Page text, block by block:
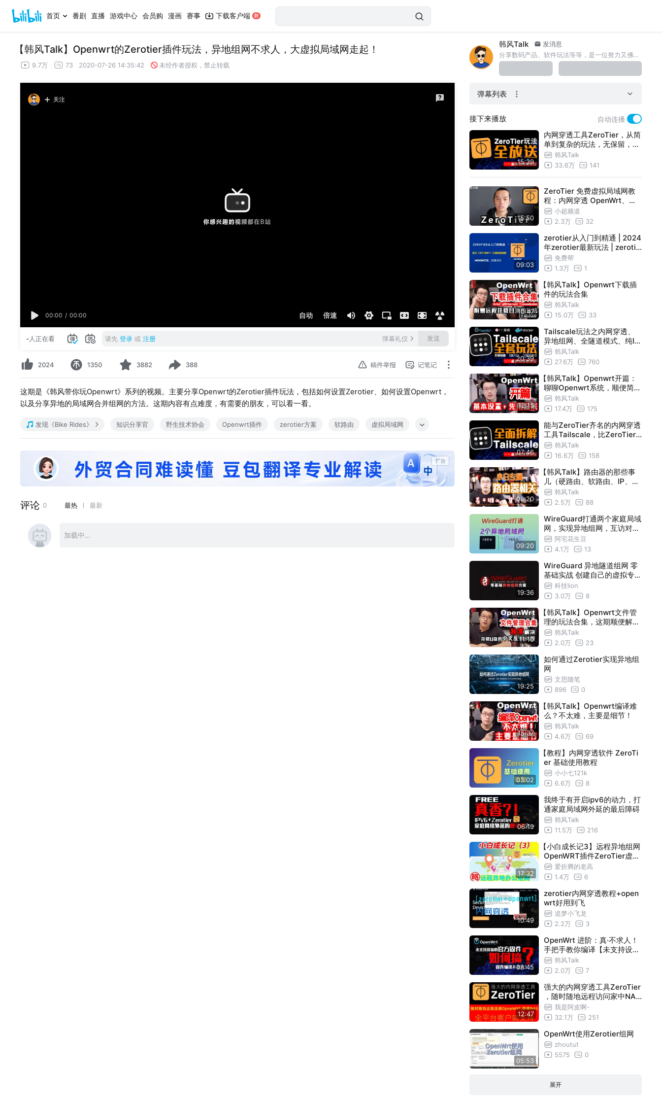
首页 番剧 直播 游戏中心 会员购 漫画 赛事 下载客户端
【韩风Talk】Openwrt的Zerotier插件玩法，异地组网不求人，大虚拟局域网走起！
9.7万 73 2020-07-26 14:35:42 未经作者授权，禁止转载
关注
00:00 / 00:00 自动 倍速
-人正在看 请先 登录 或 注册 弹幕礼仪 发送
2024 1350 3882 388 稿件举报 记笔记
这期是《韩风带你玩Openwrt》系列的视频。主要分享Openwrt的Zerotier插件玩法，包括如何设置Zerotier、如何设置Openwrt，
以及分享异地的局域网合并组网的方法。这期内容有点难度，有需要的朋友，可以看一看。
发现《Bike Rides》 知识分享官 野生技术协会 Openwrt插件 zerotier方案 软路由 虚拟局域网
韩风Talk
发消息
分享数码产品、软件玩法等等，是一位努力又佛系的UP主。ahillesfly87@gmail.com
弹幕列表
接下来播放 自动连播
15:39
内网穿透工具ZeroTier，从简
单到复杂的玩法，无保留，一
期全放送
韩风Talk
33.6万
141
15:50
ZeroTier 免费虚拟局域网教
程：内网穿透 OpenWrt、群
晖NAS小超频道
2.3万
32
09:03
zerotier从入门到精通 | 2024
年zerotier最新玩法 | zerotie
r配和openwrt访问内网所有
设备 | zerotier moon搭建
免费帮
1.3万
1
10:47
【韩风Talk】Openwrt下载插
件的玩法合集
韩风Talk
15.0万
33
20:39
Tailscale玩法之内网穿透、
异地组网、全隧道模式、纯IP
的双栈DERP搭建、Headscal
e协调服务器搭建，用一期搞
韩风Talk
27.6万
760
12:15
【韩风Talk】Openwrt开篇：
聊聊Openwrt系统，顺便简单
设置一下，先使用起来！
韩风Talk
17.4万
175
07:46
能与ZeroTier齐名的内网穿透
工具Tailscale，比ZeroTier
还好用？
韩风Talk
16.6万
158
08:20
【韩风Talk】路由器的那些事
儿（硬路由、软路由、IP、网
关等等等），小白专属 ！看不
懂，算我输！
韩风Talk
2.5万
88
09:20
WireGuard打通两个家庭局域
网，实现异地组网，互访对方
内网网段
阿宅花生豆
4.1万
13
19:36
WireGuard 异地隧道组网 零
基础实战 创建自己的虚拟专用
网络科技lion
3.0万
8
11:10
【韩风Talk】Openwrt文件管
理的玩法合集，这期顺便解决
中文乱码问题！
韩风Talk
2.0万
23
19:25
如何通过Zerotier实现异地组
网
文思随笔
896
0
15:37
【韩风Talk】Openwrt编译难
么？不太难，主要是细节！
韩风Talk
4.6万
69
03:02
【教程】内网穿透软件 ZeroTi
er 基础使用教程
小小七121k
6.6万
8
06:19
我终于有开启ipv6的动力，打
通家庭局域网外延的最后障碍
韩风Talk
11.5万
216
17:32
【小白成长记3】远程异地组网
OpenWRT插件ZeroTier虚拟
局域网LAN的玩法分享 内网
穿透无需公网IP轻松访问远程
爱折腾的老高
1.4万
6
10:49
zerotier内网穿透教程+open
wrt好用到飞
追梦小飞龙
2.2万
3
08:45
OpenWrt 进阶：真·不求人！
手把手教你编译【未支持设备
】的 OpenWrt 官方固件！干
货拉满。
韩风Talk
2.0万
7
12:47
强大的内网穿透工具ZeroTier
，随时随地远程访问家中NAS
和其它设备！没有公网IP也不
怕
我是阿皮啊-
32.1万
251
05:53
OpenWrt使用Zerotier组网
zhoutut
5575
0
展开